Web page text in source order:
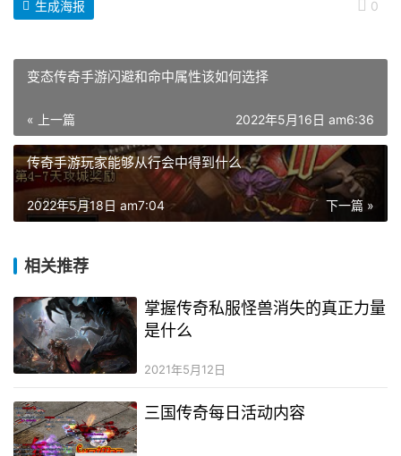
0
生成海报
变态传奇手游闪避和命中属性该如何选择
« 上一篇 2022年5月16日 am6:36
传奇手游玩家能够从行会中得到什么
下一篇 »
2022年5月18日 am7:04
相关推荐
掌握传奇私服怪兽消失的真正力量
是什么
2021年5月12日
三国传奇每日活动内容